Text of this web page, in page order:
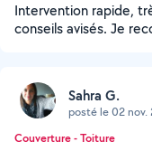
Intervention rapide,
conseils avisés. Je
Sahra G.
posté le 02 nov.
Couverture - Toiture